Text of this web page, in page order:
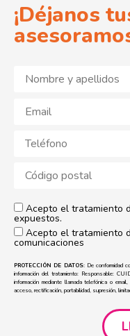
¡Déjanos
Acepto el tratamiento
expuestos.
Acepto el tratamiento
comunicaciones
PROTECCIÓN DE DATOS:De conformidad
información del tratamiento: Responsable:
información mediante llamada telefónica o
acceso, rectificación, portabilidad, supresión,